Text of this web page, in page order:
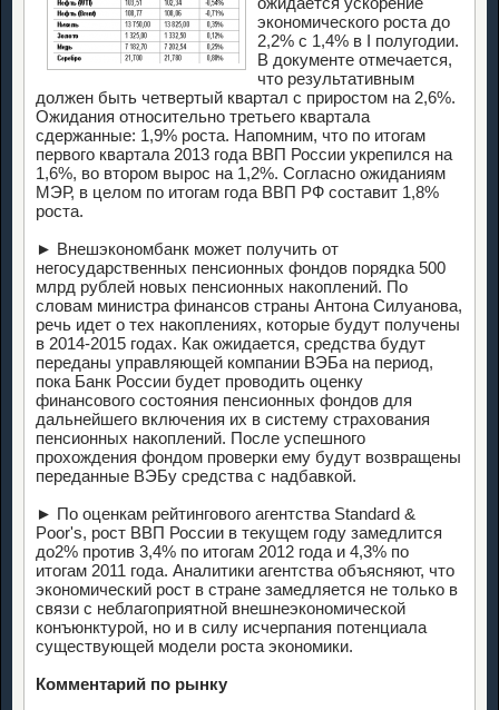
экономического роста до
2,2% с 1,4% в I полугодии.
В документе отмечается,
что результативным
должен быть четвертый квартал с приростом на 2,6%.
Ожидания относительно третьего квартала
сдержанные: 1,9% роста. Напомним, что по итогам
первого квартала 2013 года ВВП России укрепился на
1,6%, во втором вырос на 1,2%. Согласно ожиданиям
МЭР, в целом по итогам года ВВП РФ составит 1,8%
роста.
► Внешэкономбанк может получить от
негосударственных пенсионных фондов порядка 500
млрд рублей новых пенсионных накоплений. По
словам министра финансов страны Антона Силуанова,
речь идет о тех накоплениях, которые будут получены
в 2014-2015 годах. Как ожидается, средства будут
переданы управляющей компании ВЭБа на период,
пока Банк России будет проводить оценку
финансового состояния пенсионных фондов для
дальнейшего включения их в систему страхования
пенсионных накоплений. После успешного
прохождения фондом проверки ему будут возвращены
переданные ВЭБу средства с надбавкой.
► По оценкам рейтингового агентства Standard &
Poor's, рост ВВП России в текущем году замедлится
до2% против 3,4% по итогам 2012 года и 4,3% по
итогам 2011 года. Аналитики агентства объясняют, что
экономический рост в стране замедляется не только в
связи с неблагоприятной внешнеэкономической
конъюнктурой, но и в силу исчерпания потенциала
существующей модели роста экономики.
Комментарий по рынку